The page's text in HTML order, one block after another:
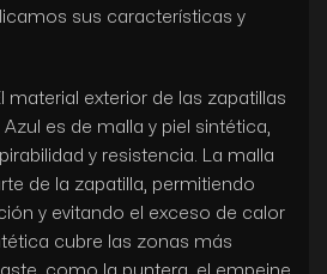
sus características y
material exterior de las zapatillas
es de malla y piel sintética,
y resistencia. La malla
de la zapatilla, permitiendo
y evitando el exceso de calor
cubre las zonas más